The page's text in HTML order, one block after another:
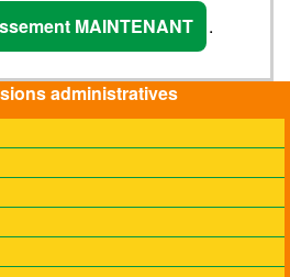
MAINTENANT
.
administratives